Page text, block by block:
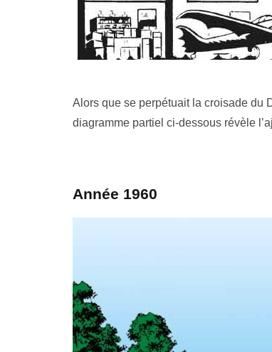
Alors que se perpétuait la croisade du
diagramme partiel ci-dessous révèle
Année 1960